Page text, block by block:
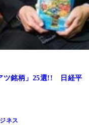
ツ銘柄」25選!! 日経平
ネス